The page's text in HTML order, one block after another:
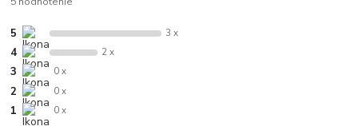
5 3 x
4 2 x
3 0 x
2 0 x
1 0 x